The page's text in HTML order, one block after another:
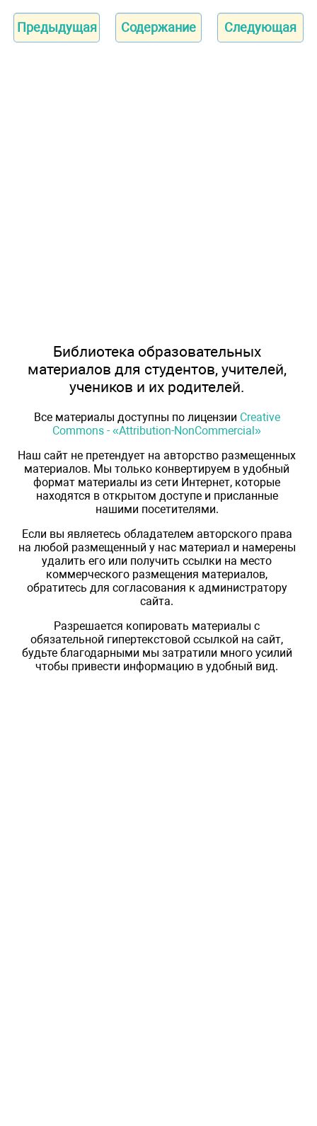
Предыдущая Содержание Следующая
Библиотека образовательных
материалов для студентов, учителей,
учеников и их родителей.
Все материалы доступны по лицензии Creative
Commons - «Attribution-NonCommercial»
Наш сайт не претендует на авторство размещенных
материалов. Мы только конвертируем в удобный
формат материалы из сети Интернет, которые
находятся в открытом доступе и присланные
нашими посетителями.
Если вы являетесь обладателем авторского права
на любой размещенный у нас материал и намерены
удалить его или получить ссылки на место
коммерческого размещения материалов,
обратитесь для согласования к администратору
сайта.
Разрешается копировать материалы с
обязательной гипертекстовой ссылкой на сайт,
будьте благодарными мы затратили много усилий
чтобы привести информацию в удобный вид.